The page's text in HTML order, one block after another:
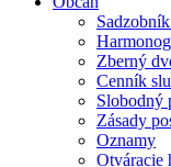
Zberný
Cenník
Slobodný
Zásady
Oznamy
Otváracie